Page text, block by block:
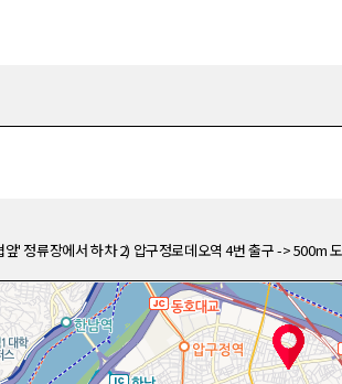
' 정류장에서 하차 2) 압구정로데오역 4번 출구 -> 500m